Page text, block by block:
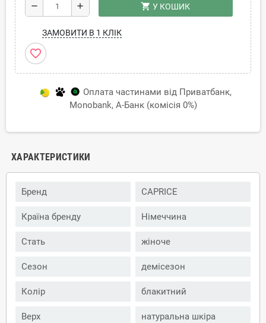
remove add shopping_cart У КОШИК
ЗАМОВИТИ В 1 КЛІК
favorite_border
Оплата частинами від Приватбанк,
Monobank, А-Банк (комісія 0%)
ХАРАКТЕРИСТИКИ
Бренд CAPRICE
Країна бренду Німеччина
Стать жіноче
Сезон демісезон
Колір блакитний
Верх натуральна шкіра